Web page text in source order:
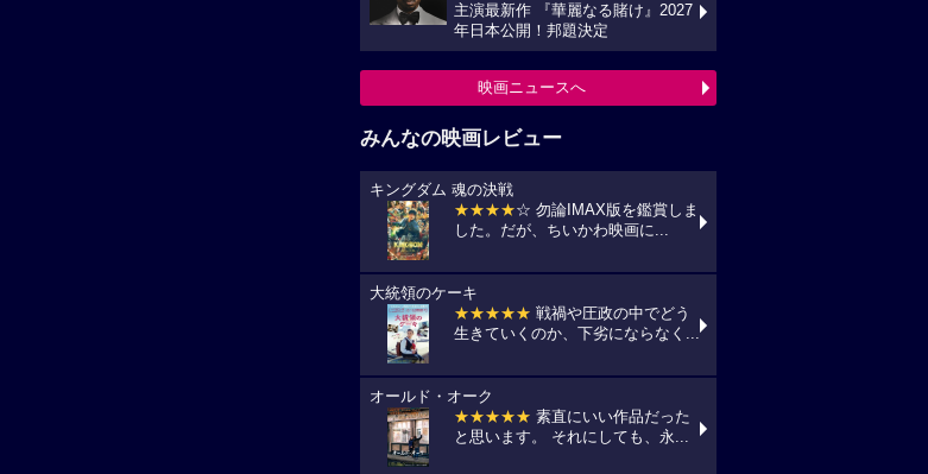
主演最新作 『華麗なる賭け』2027
年日本公開！邦題決定
映画ニュースへ
みんなの映画レビュー
キングダム 魂の決戦
★★★★☆ 勿論IMAX版を鑑賞しま
した。だが、ちいかわ映画に...
大統領のケーキ
★★★★★ 戦禍や圧政の中でどう
生きていくのか、下劣にならなく...
オールド・オーク
★★★★★ 素直にいい作品だった
と思います。 それにしても、永...